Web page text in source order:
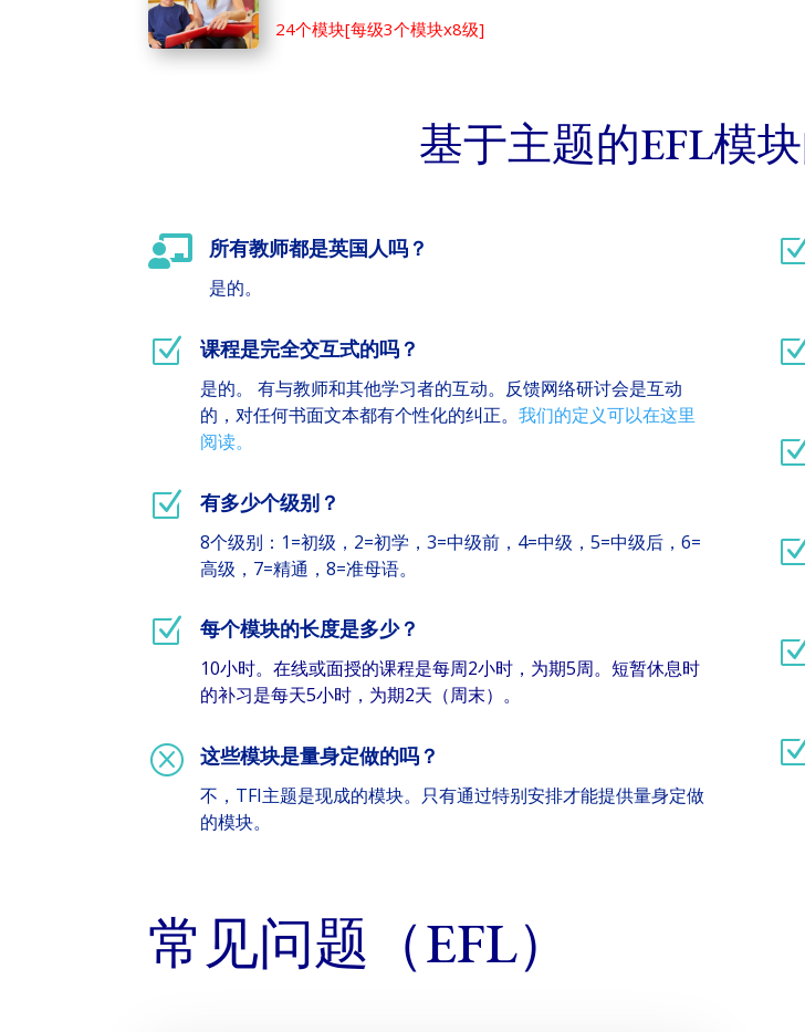
24个模块[每级3个模块x8级]
基于主题的EFL模
 所有教师都是英国人吗？
是的。
Z 课程是完全交互式的吗？
是的。 有与教师和其他学习者的互动。反馈网络研讨会是互动
的，对任何书面文本都有个性化的纠正。我们的定义可以在这里
阅读。
Z 有多少个级别？
8个级别：1=初级，2=初学，3=中级前，4=中级，5=中级后，6=
高级，7=精通，8=准母语。
Z 每个模块的长度是多少？
10小时。在线或面授的课程是每周2小时，为期5周。短暂休息时
的补习是每天5小时，为期2天（周末）。
Q 这些模块是量身定做的吗？
不，TFI主题是现成的模块。只有通过特别安排才能提供量身定做
的模块。
常见问题（EFL）